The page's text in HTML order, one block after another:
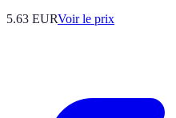
5.63 EURVoir le prix